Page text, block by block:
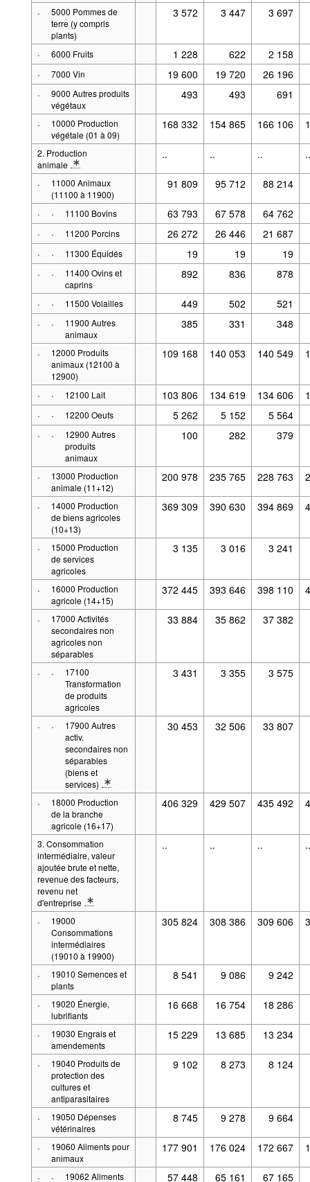
·
5000 Pommes de
terre (y compris
plants)
3 572 3 447 3 697
· 6000 Fruits 1 228 622
2 158
·
7000 Vin 19 600 19 720
26 196
·
9000 Autres produits
végétaux
493 493 691
·
10000 Production
végétale (01 à 09)
168 332 154 865 166 106
2. Production
animale
* Note spécification 2: .Définitions : Prix courants
.. .. .. ..
·
11000 Animaux
(11100 à 11900)
91 809 95 712 88 214
· · 11100 Bovins 63 793 67 578
64 762
· · 11200 Porcins 26 272 26 446
21 687
· · 11300 Équidés 19 19
19
· ·
11400 Ovins et
caprins
892 836 878
· · 11500 Volailles 449 502
521
· ·
11900 Autres
animaux
385 331 348
·
12000 Produits
animaux (12100 à
12900)
109 168 140 053 140 549
· · 12100 Lait 103 806 134 619 134 606
· · 12200 Oeufs 5 262 5 152
5 564
· ·
12900 Autres
produits
animaux
100 282 379
·
13000 Production
animale (11+12)
200 978 235 765 228 763
·
14000 Production
de biens agricoles
(10+13)
369 309 390 630 394 869
·
15000 Production
de services
agricoles
3 135 3 016 3 241
·
16000 Production
agricole (14+15)
372 445 393 646 398 110
·
17000 Activités
secondaires non
agricoles non
séparables
33 884 35 862 37 382
· ·
17100
Transformation
de produits
agricoles
3 431 3 355 3 575
· ·
17900 Autres
activ.
secondaires non
séparables
(biens et
services)
* Note spécification 2: Définitions : Biens, Services
30 453 32 506 33 807
·
18000 Production
de la branche
agricole (16+17)
406 329 429 507 435 492
3. Consommation
intermédiaire, valeur
ajoutée brute et nette,
revenue des facteurs,
revenu net
d'entreprise
* Note spécification 2: .Définitions : Prix courants
.. .. .. ..
·
19000
Consommations
intermédiaires
(19010 à 19900)
305 824 308 386 309 606
·
19010 Semences et
plants
8 541 9 086 9 242
·
19020 Énergie,
lubrifiants
16 668 16 754 18 286
·
19030 Engrais et
amendements
15 229 13 685 13 234
·
19040 Produits de
protection des
cultures et
antiparasitaires
9 102 8 273 8 124
·
19050 Dépenses
vétérinaires
8 745 9 278 9 664
·
19060 Aliments pour
animaux
177 901 176 024 172 667
· ·
19062 Aliments
57 448 65 161 67 165